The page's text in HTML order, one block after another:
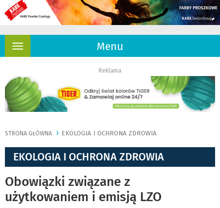
Menu
Rozwiń
Reklama
STRONA GŁÓWNA EKOLOGIA I OCHRONA ZDROWIA
EKOLOGIA I OCHRONA ZDROWIA
Obowiązki związane z
użytkowaniem i emisją LZO